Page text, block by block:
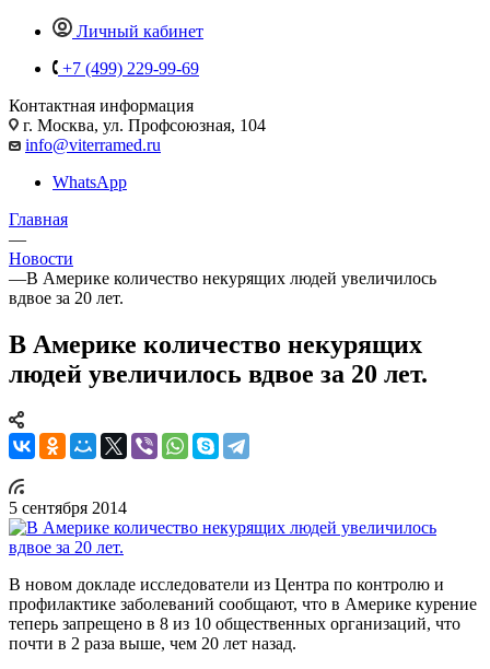
Личный кабинет
+7 (499) 229-99-69
Контактная информация
г. Москва, ул. Профсоюзная, 104
info@viterramed.ru
WhatsApp
Главная
—
Новости
—В Америке количество некурящих людей увеличилось
вдвое за 20 лет.
В Америке количество некурящих
людей увеличилось вдвое за 20 лет.
5 сентября 2014
В новом докладе исследователи из Центра по контролю и
профилактике заболеваний сообщают, что в Америке курение
теперь запрещено в 8 из 10 общественных организаций, что
почти в 2 раза выше, чем 20 лет назад.